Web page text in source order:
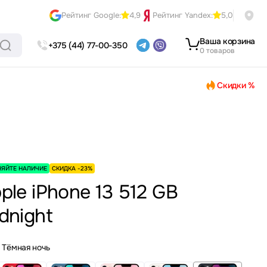
Рейтинг Google: 4,9 Рейтинг Yandex: 5,0
+375 (44) 77-00-350 Ваша корзина
0 товаров
Скидки %
НАЛИЧИЕ СКИДКА -23%
iPhone 13 512 GB
Тёмная ночь